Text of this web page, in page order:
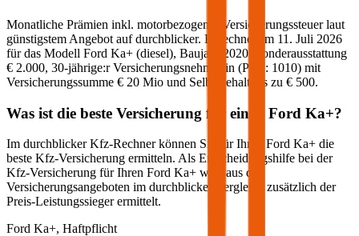
Monatliche Prämien inkl. motorbezogener Versicherungssteuer laut
günstigstem Angebot auf durchblicker. Berechnet am 11. Juli 2026
für das Modell Ford Ka+ (diesel), Baujahr 2020 , Sonderausstattung
€ 2.000, 30-jährige:rVersicherungsnehmer:in (PLZ: 1010) mit
Versicherungssumme € 20 Mio und Selbstbehalt bis zu € 500.
Was ist die beste Versicherung für einen Ford Ka+?
Im durchblicker Kfz-Rechner können Sie für Ihren Ford Ka+ die
beste Kfz-Versicherung ermitteln. Als Entscheidungshilfe bei der
Kfz-Versicherung für Ihren Ford Ka+ wird aus den
Versicherungsangeboten im durchblicker Vergleich zusätzlich der
Preis-Leistungssieger ermittelt.
Ford Ka+, Haftpflicht